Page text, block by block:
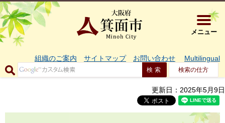
大阪府箕
メニュー
組織のご案内 サイトマップ お問い合わせ Multilingual
検索の仕方
更新日：2025年5月9日